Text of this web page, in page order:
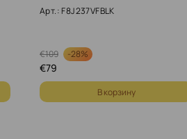
Арт.: F8J237VFBLK
109
€ -28%
79
€
В корзину